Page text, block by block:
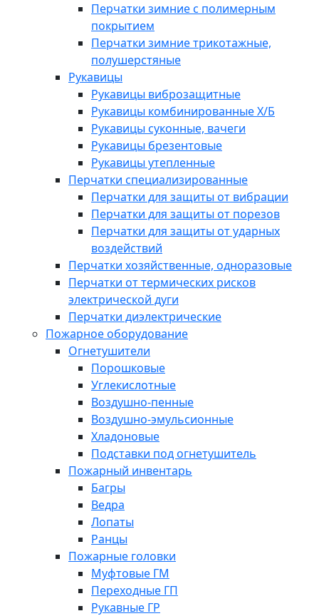
Перчатки зимние с полимерным
покрытием
Перчатки зимние трикотажные,
полушерстяные
Рукавицы
Рукавицы виброзащитные
Рукавицы комбинированные Х/Б
Рукавицы суконные, вачеги
Рукавицы брезентовые
Рукавицы утепленные
Перчатки специализированные
Перчатки для защиты от вибрации
Перчатки для защиты от порезов
Перчатки для защиты от ударных
воздействий
Перчатки хозяйственные, одноразовые
Перчатки от термических рисков
электрической дуги
Перчатки диэлектрические
Пожарное оборудование
Огнетушители
Порошковые
Углекислотные
Воздушно-пенные
Воздушно-эмульсионные
Хладоновые
Подставки под огнетушитель
Пожарный инвентарь
Багры
Ведра
Лопаты
Ранцы
Пожарные головки
Муфтовые ГМ
Переходные ГП
Рукавные ГР